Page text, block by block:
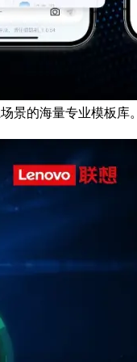
景的海量专业模板